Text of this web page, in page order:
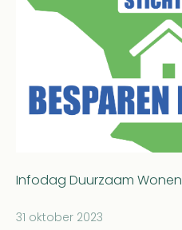
Infodag Duurzaam Wonen
31 oktober 2023